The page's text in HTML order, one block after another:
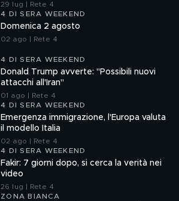
29 lug | Rete 4
4 DI SERA WEEKEND
Domenica 2 agosto
02 ago | Rete 4
4 DI SERA WEEKEND
Donald Trump avverte: "Possibili nuovi
attacchi all'Iran"
01 ago | Rete 4
4 DI SERA WEEKEND
Emergenza immigrazione, l'Europa valuta
il modello Italia
02 ago | Rete 4
4 DI SERA WEEKEND
Fakir: 7 giorni dopo, si cerca la verità nei
video
26 lug | Rete 4
ZONA BIANCA